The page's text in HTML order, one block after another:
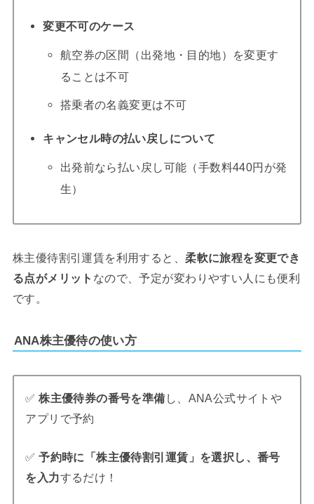
変更不可のケース
航空券の区間（出発地・目的地）を変更す
ることは不可
搭乗者の名義変更は不可
キャンセル時の払い戻しについて
出発前なら払い戻し可能（手数料440円が発
生）
株主優待割引運賃を利用すると、柔軟に旅程を変更でき
る点がメリット なので、予定が変わりやすい人にも便利
です。
ANA株主優待の使い方
✅株主優待券の番号を準備 し、ANA公式サイトや
アプリで予約
✅予約時に「株主優待割引運賃」を選択し、番号
を入力するだけ！